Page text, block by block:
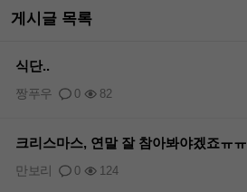
게시글 목록
식단..
0 82
짱푸우
크리스마스, 연말 잘 참아봐야겠죠ㅠㅠ
0 124
만보리